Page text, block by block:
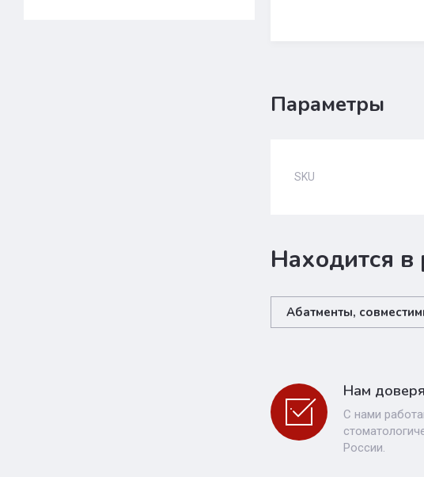
Параметры
SKU
Находится в
Абатменты,
Нам
С нами
России.